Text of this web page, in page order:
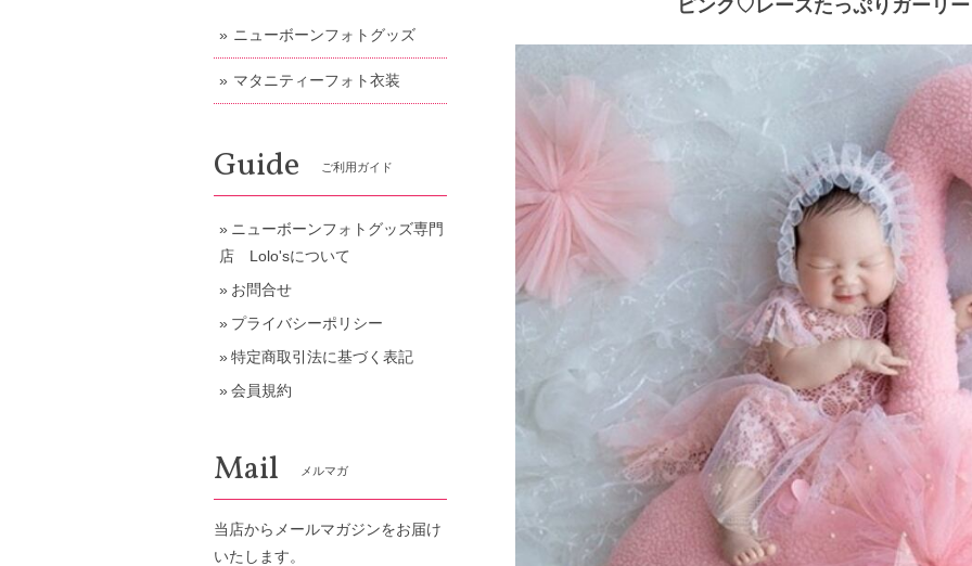
ピンク♡レースたっぷりガーリ
ニューボーンフォトグッズ
マタニティーフォト衣装
Guide ご利用ガイド
ニューボーンフォトグッズ専門
店 Lolo'sについて
お問合せ
プライバシーポリシー
特定商取引法に基づく表記
会員規約
Mail メルマガ
当店からメールマガジンをお届け
いたします。